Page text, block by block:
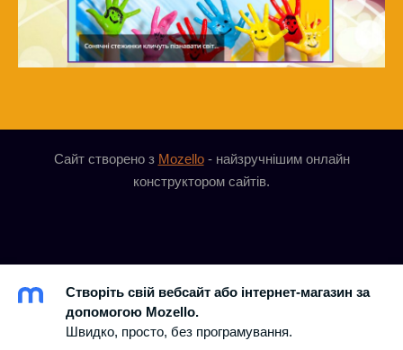
Сайт створено з Mozello- найзручнішим онлайн
конструктором сайтів.
Створіть свій вебсайт або інтернет-магазин за
допомогою Mozello.
Швидко, просто, без програмування.